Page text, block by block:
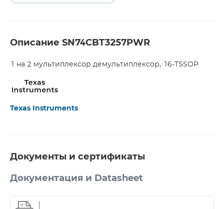
Описание SN74CBT3257PWR
1 на 2 мультиплексор демультиплексор, 16-TSSOP
Texas Instruments
Документы и сертификаты
Документация и Datasheet